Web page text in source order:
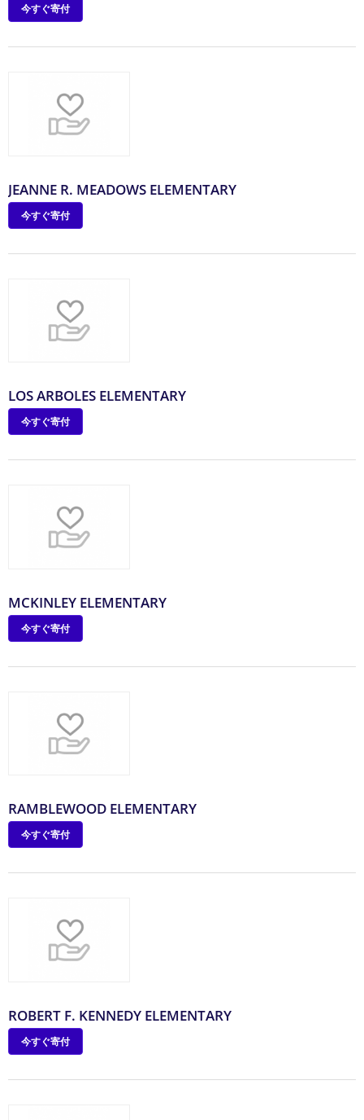
今すぐ寄付
JEANNE R. MEADOWS ELEMENTARY
今すぐ寄付
LOS ARBOLES ELEMENTARY
今すぐ寄付
MCKINLEY ELEMENTARY
今すぐ寄付
RAMBLEWOOD ELEMENTARY
今すぐ寄付
ROBERT F. KENNEDY ELEMENTARY
今すぐ寄付